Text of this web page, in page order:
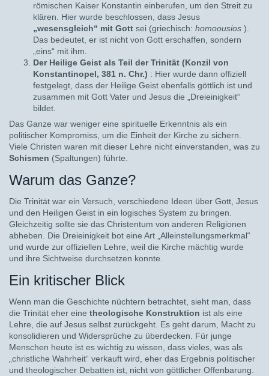
römischen Kaiser Konstantin einberufen, um den Streit zu
klären. Hier wurde beschlossen, dass Jesus
„wesensgleich“ mit Gott sei (griechisch: homoousios ).
Das bedeutet, er ist nicht von Gott erschaffen, sondern
„eins“ mit ihm.
Der Heilige Geist als Teil der Trinität (Konzil von
Konstantinopel, 381 n. Chr.) : Hier wurde dann offiziell
festgelegt, dass der Heilige Geist ebenfalls göttlich ist und
zusammen mit Gott Vater und Jesus die „Dreieinigkeit“
bildet.
Das Ganze war weniger eine spirituelle Erkenntnis als ein
politischer Kompromiss, um die Einheit der Kirche zu sichern.
Viele Christen waren mit dieser Lehre nicht einverstanden, was zu
Schismen (Spaltungen) führte.
Warum das Ganze?
Die Trinität war ein Versuch, verschiedene Ideen über Gott, Jesus
und den Heiligen Geist in ein logisches System zu bringen.
Gleichzeitig sollte sie das Christentum von anderen Religionen
abheben. Die Dreieinigkeit bot eine Art „Alleinstellungsmerkmal“
und wurde zur offiziellen Lehre, weil die Kirche mächtig wurde
und ihre Sichtweise durchsetzen konnte.
Ein kritischer Blick
Wenn man die Geschichte nüchtern betrachtet, sieht man, dass
die Trinität eher eine theologische Konstruktion ist als eine
Lehre, die auf Jesus selbst zurückgeht. Es geht darum, Macht zu
konsolidieren und Widersprüche zu überdecken. Für junge
Menschen heute ist es wichtig zu wissen, dass vieles, was als
„christliche Wahrheit“ verkauft wird, eher das Ergebnis politischer
und theologischer Debatten ist, nicht von göttlicher Offenbarung.